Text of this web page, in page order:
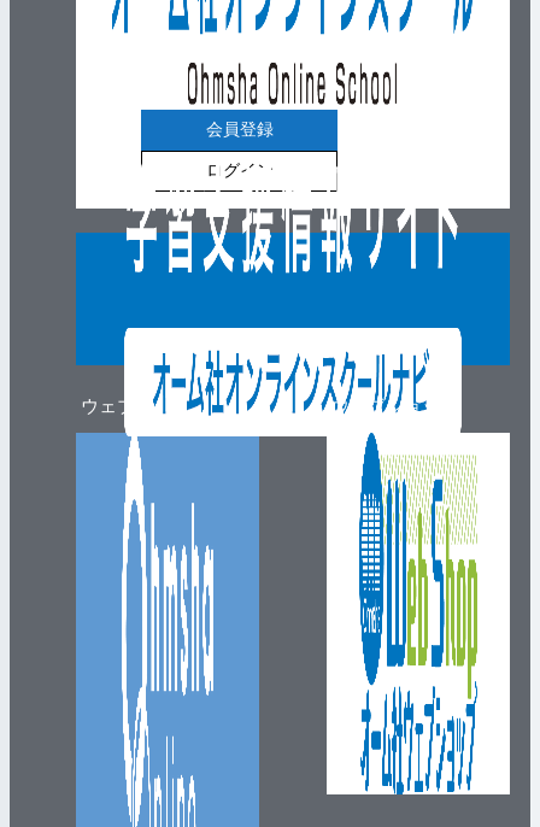
ウェブマガジン
会員登録
ログイン
ウェブショップ